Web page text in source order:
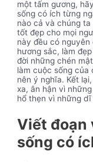
một tấm gương,
sống có ích từng
nào cả và chúng
tốt đẹp cho mọi
này đều có
hương sắc, làm
đời những chén
làm cuộc sống của
nên ý nghĩa. Kết
xa, ân hận vì
hổ thẹn vì những dĩ
Viết đoạn
sống có